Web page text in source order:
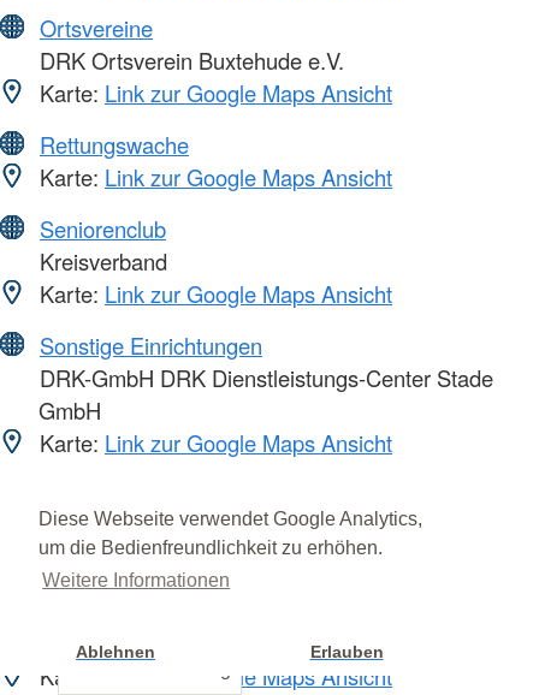
Diese Webseite verwendet Google Analytics,
um die Bedienfreundlichkeit zu erhöhen.
Weitere Informationen
Ablehnen Erlauben
Ortsvereine
DRK Ortsverein Buxtehude e.V.
Karte: Link zur Google Maps Ansicht
Rettungswache
Karte: Link zur Google Maps Ansicht
Seniorenclub
Kreisverband
Karte: Link zur Google Maps Ansicht
Sonstige Einrichtungen
DRK-GmbH DRK Dienstleistungs-Center Stade
GmbH
Karte: Link zur Google Maps Ansicht
Service Center und Verwaltung
Karte:Link zur Google Maps Ansicht
DRK-Sozialstation Kehdingen
Karte:
Link zur Google Maps Ansicht